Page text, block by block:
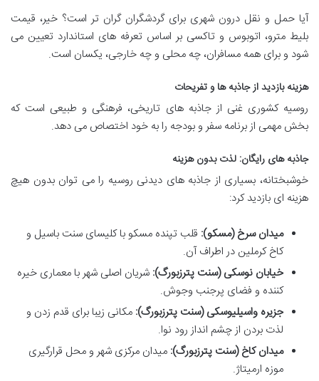
آیا حمل و نقل درون شهری برای گردشگران گران تر است؟ خیر، قیمت
بلیط مترو، اتوبوس و تاکسی بر اساس تعرفه های استاندارد تعیین می
شود و برای همه مسافران، چه محلی و چه خارجی، یکسان است.
هزینه بازدید از جاذبه ها و تفریحات
روسیه کشوری غنی از جاذبه های تاریخی، فرهنگی و طبیعی است که
بخش مهمی از برنامه سفر و بودجه را به خود اختصاص می دهد.
جاذبه های رایگان: لذت بدون هزینه
خوشبختانه، بسیاری از جاذبه های دیدنی روسیه را می توان بدون هیچ
هزینه ای بازدید کرد:
میدان سرخ (مسکو): قلب تپنده مسکو با کلیسای سنت باسیل و
کاخ کرملین در اطراف آن.
خیابان نوسکی (سنت پترزبورگ): شریان اصلی شهر با معماری خیره
کننده و فضای پرجنب وجوش.
جزیره واسیلیوسکی (سنت پترزبورگ): مکانی زیبا برای قدم زدن و
لذت بردن از چشم انداز رود نوا.
میدان کاخ (سنت پترزبورگ): میدان مرکزی شهر و محل قرارگیری
موزه ارمیتاژ.